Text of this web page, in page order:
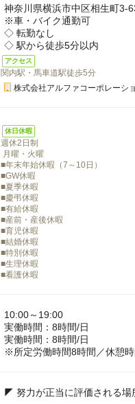
神奈川県横浜市中区相生町3-
※車・バイク通勤可
◇ 転勤なし
◇ 駅から徒歩5分以内
アクセス
関内駅・馬車道駅徒歩5分
株式会社アルファコーポレーシ
休日休暇
週休2日制
月曜・火曜
■年末年始休暇（7～10日）
■GW休暇
■夏季休暇
■慶弔休暇
■有給休暇
■産前・産後休暇
■育児休暇
■結婚休暇
■特別休暇
■生理休暇
■看護休暇
10:00～19:00
実働時間：8時間/日
実働時間：8時間/日
※所定労働時間8時間／休憩
◤ 努力が正当に評価される